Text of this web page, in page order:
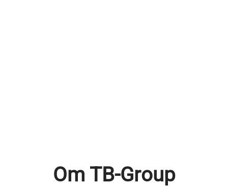
Om TB-Group